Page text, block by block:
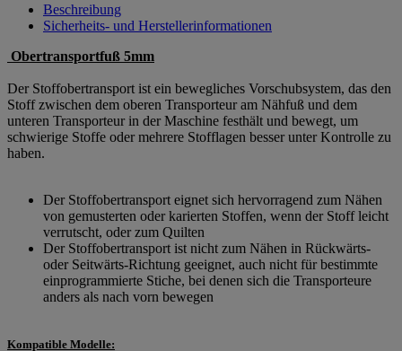
Beschreibung
Sicherheits- und Herstellerinformationen
Obertransportfuß 5mm
Der Stoffobertransport ist ein bewegliches Vorschubsystem, das den
Stoff zwischen dem oberen Transporteur am Nähfuß und dem
unteren Transporteur in der Maschine festhält und bewegt, um
schwierige Stoffe oder mehrere Stofflagen besser unter Kontrolle zu
haben.
Der Stoffobertransport eignet sich hervorragend zum Nähen
von gemusterten oder karierten Stoffen, wenn der Stoff leicht
verrutscht, oder zum Quilten
Der Stoffobertransport ist nicht zum Nähen in Rückwärts-
oder Seitwärts-Richtung geeignet, auch nicht für bestimmte
einprogrammierte Stiche, bei denen sich die Transporteure
anders als nach vorn bewegen
Kompatible Modelle: